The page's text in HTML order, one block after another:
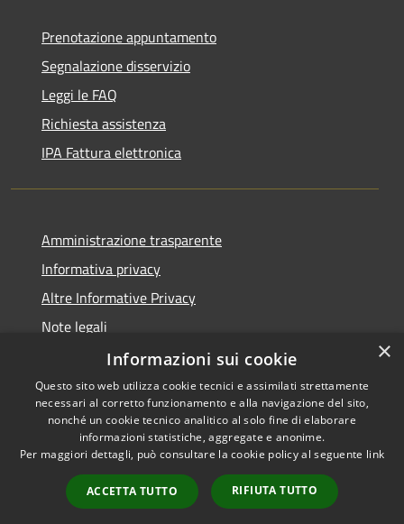
Prenotazione appuntamento
Segnalazione disservizio
Leggi le FAQ
Richiesta assistenza
IPA Fattura elettronica
Amministrazione trasparente
Informativa privacy
Altre Informative Privacy
Note legali
Dichiarazione di accessibilità
RSS
Accessibilità
Copyright © 2026 • Comune di
Municipium•
Accesso
redazione
×
Informazioni sui cookie
Questo sito web utilizza cookie tecnici e assimilati strettamente
necessari al corretto funzionamento e alla navigazione del sito,
nonché un cookie tecnico analitico al solo fine di elaborare
informazioni statistiche, aggregate e anonime.
Per maggiori dettagli, può consultare la cookie policy al seguente link
ACCETTA TUTTO RIFIUTA TUTTO